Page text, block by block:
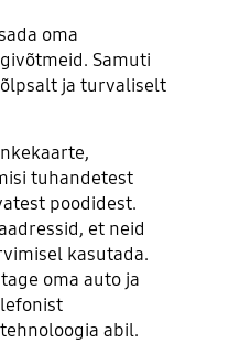
oma
Samuti
ja turvaliselt
tuhandetest
poodidest.
et neid
kasutada.
oma auto ja
abil.